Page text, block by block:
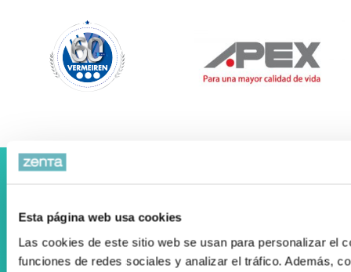
Esta página web usa cookies
Las cookies de este sitio web se usan para personalizar el
funciones de redes sociales y analizar el tráfico. Además,